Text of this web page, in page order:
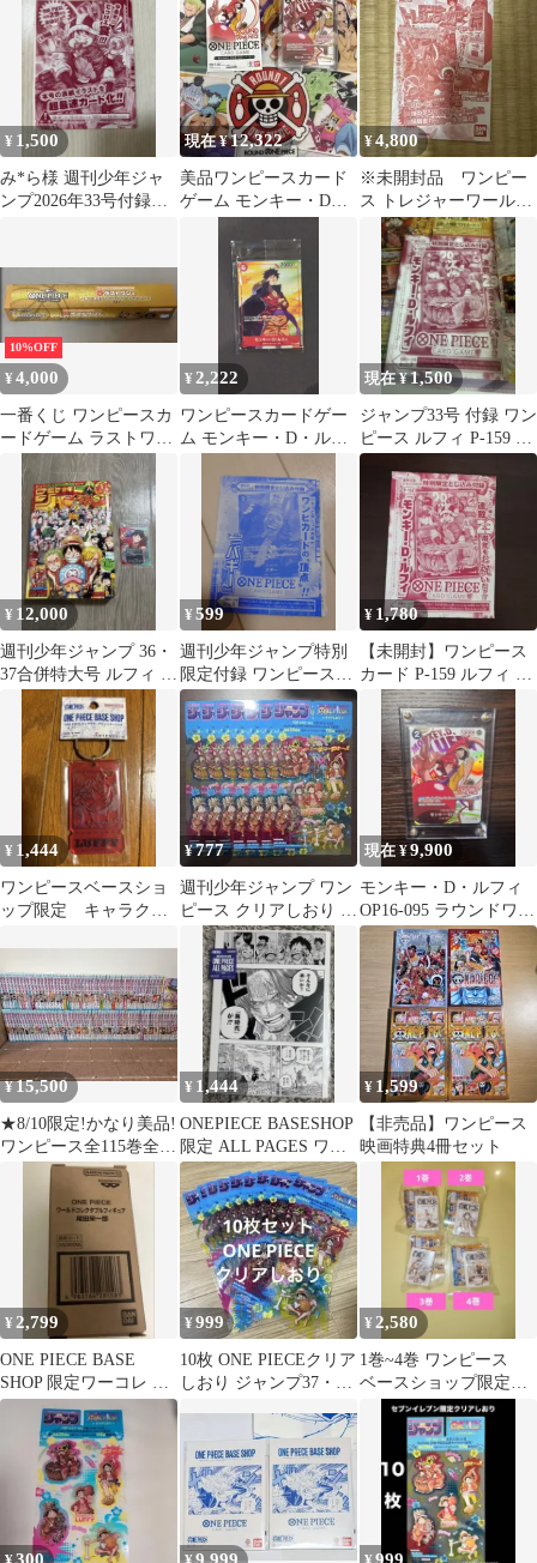
安
¥ 1,500
み*ら様 週刊少年ジャ
ンプ2026年33号付録ワ
現在 ¥12,322
美品ワンピースカード
ゲーム モンキー・D・
¥4,800
※未開封品 ワンピー
ス トレジャーワールド
劇場限定 フィルムZ 特
10%OFF
¥4,000
一番くじ ワンピースカ
ードゲーム ラストワン
賞 プレイマット＆ケー
¥ 2,222
ワンピースカードゲー
ム モンキー・D・ルフ
ィ P-001 セブンイレ
ブン限定
現在 ¥1,500
ジャンプ33号 付録 ワン
ピース ルフィ P-159 29
周年 プロモカードのみ
¥ 12,000
週刊少年ジャンプ 36・
37合併特大号 ルフィ P-
043カード付録 プロモ
付き
¥599
週刊少年ジャンプ特別
限定付録 ワンピースカ
ード P-084 バギー
¥ 1,780
【未開封】ワンピース
カード P-159 ルフィ 週
刊少年ジャンプ33号 付
¥ 1,444
ワンピースベースショ
ップ限定 キャラクタ
¥777
週刊少年ジャンプ ワン
ピース クリアしおり 7
枚 セブンイレブン限定
現在 ¥9,900
モンキー・D・ルフィ
OP16-095 ラウンドワン
プロモ
¥15,500
★8/10限定!かなり美品!
ワンピース全115巻全巻
セット!★
¥ 1,444
ONEPIECE BASESHOP
限定 ALL PAGES ワノ
国 シャンクス
¥ 1,599
【非売品】ワンピース
映画特典4冊セット
¥2,799
ONE PIECE BASE
SHOP 限定ワーコレ 尾
田栄一郎
¥999
10枚 ONE PIECEクリア
しおり ジャンプ37・38
¥2,580
1巻~4巻 ワンピース
ベースショップ限定
豆ガシャ本 ONE PIECE
300 9,999 999